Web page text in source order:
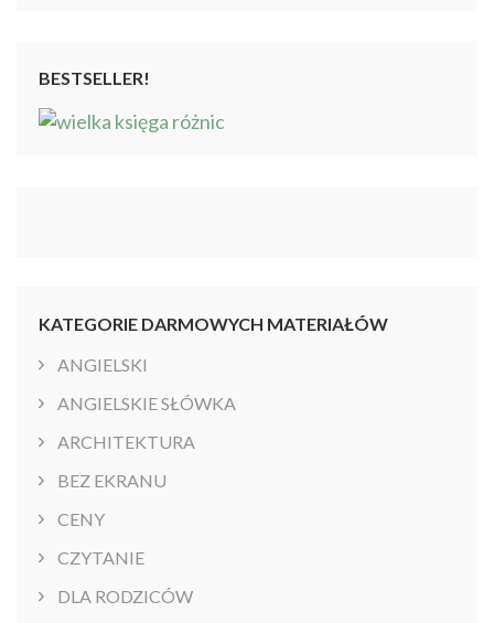
BESTSELLER!
KATEGORIE DARMOWYCH MATERIAŁÓW
ANGIELSKI
ANGIELSKIE SŁÓWKA
ARCHITEKTURA
BEZ EKRANU
CENY
CZYTANIE
DLA RODZICÓW